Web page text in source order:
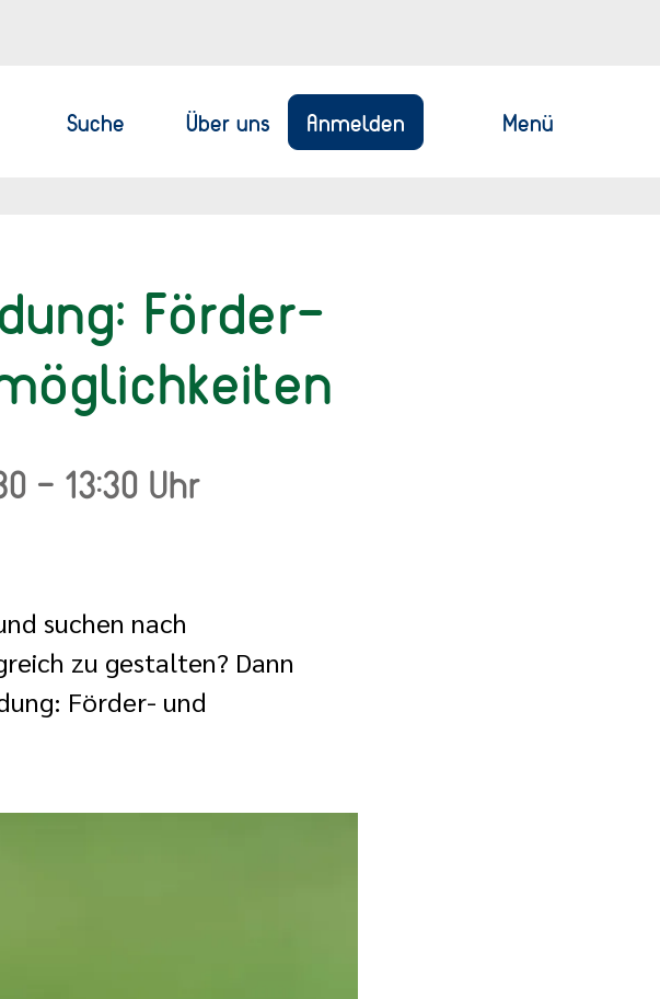
Suche Über uns Anmelden Menü
Förder-
- 13:30 Uhr
suchen nach
zu gestalten? Dann
Förder- und